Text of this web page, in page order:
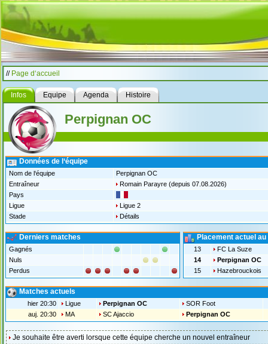
// Page d‘accueil
Infos Equipe Agenda Histoire
Perpignan OC
Données de l‘équipe
Nom de l‘équipe
Perpignan OC
Entraîneur
Romain Parayre (depuis 07.08.2026)
Pays
Ligue
Ligue 2
Stade
Détails
Derniers matches
Gagnés
Nuls
Perdus
Placement actuel
13
FC La Suze
14
Perpignan OC
15
Hazebrouckois
Matches actuels
hier 20:30 Ligue Perpignan OC
SOR Foot
auj. 20:30
MA SC Ajaccio Perpignan OC
Je souhaite être averti lorsque cette équipe cherche un nouvel entraîneur